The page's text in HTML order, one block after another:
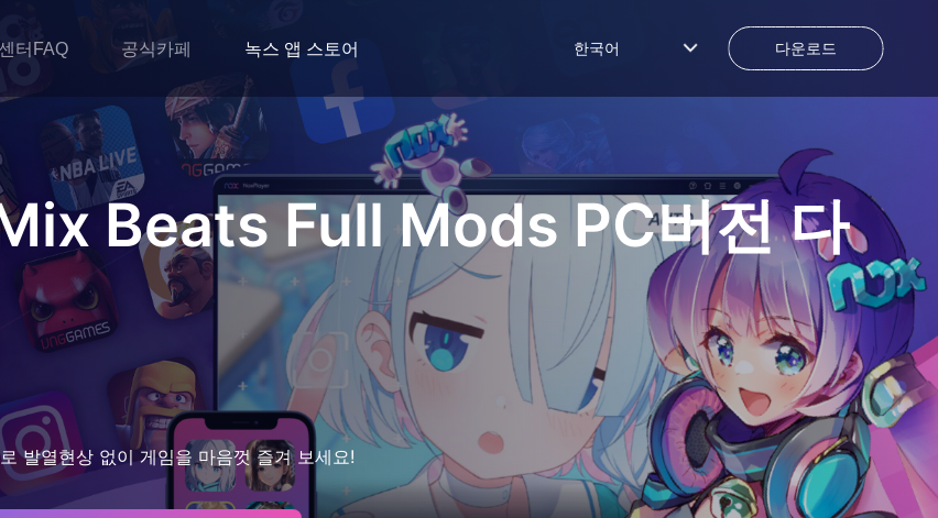
터FAQ 공식카페 녹스 앱 스토어 한국어 다운로드
Beats Full ModsPC버전 다
발열현상 없이 게임을 마음껏 즐겨 보세요!